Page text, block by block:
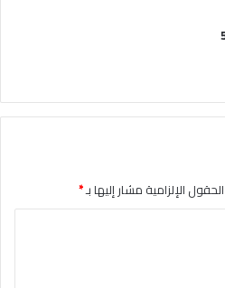
الحقول الإلزامية مشار إليها بـ*